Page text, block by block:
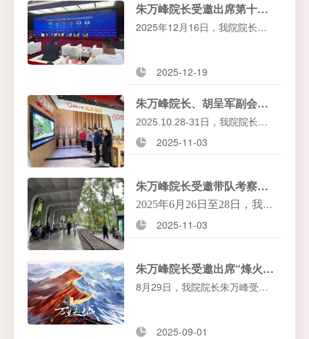
何成为北京工业旅游目的
活动”，我院院长朱万峰
受邀出席此次盛会，与
和传媒界代表齐聚一
年春晚吉祥物的正式发
布。
朱万峰院长受邀出席第十八届中国工业论坛
2025年12月16日，我院院长朱
馆举行的第十八届中国工业论
2025-12-19
朱万峰院长、胡呈军副会长一行受邀考察遵义苟坝景区及百草园等项目
2025.10.28-31 日，我院院长朱
万峰与中国红色文化研究会副会
信恒达商业管理有限公司邀请，
对贵州省遵义市苟坝景区、百草
园等文旅项目进行了为期数日的
提质升级与农文旅融合发展提供
专业指导。
2025-11-03
朱万峰院长受邀带队考察重庆市沙坪坝区大河沟区域
2025年6月26日至28日，我院
朱万峰院长受邀带队，对重
了为期三天的考察。
2025-11-03
朱万峰院长受邀出席“烽火传薪”2025长城文化数字化创新与国际传播学术研讨会
8月29日，我院院长朱万峰受邀
区举办的2025 长城文化数字化
2025-09-01